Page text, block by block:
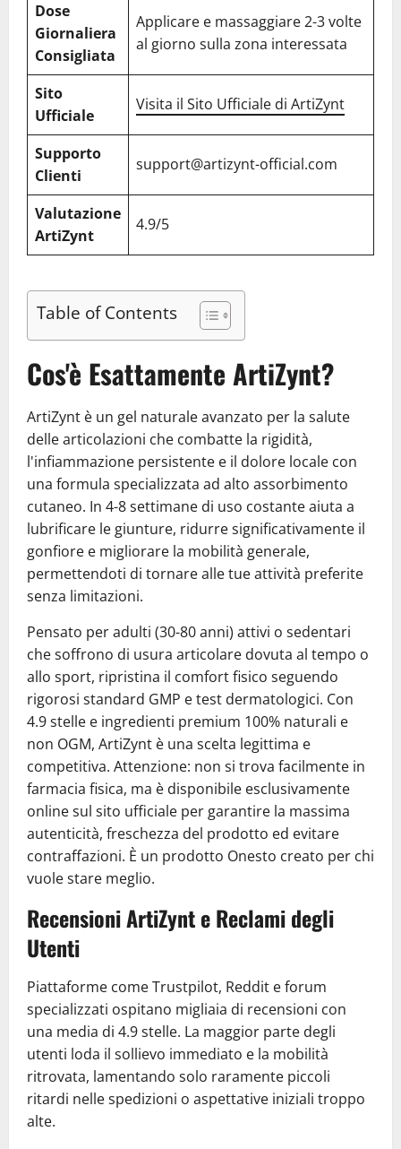
Dose
Giornaliera
Consigliata
Applicare e massaggiare 2-3 volte
al giorno sulla zona interessata
Sito
Ufficiale
Visita il Sito Ufficiale di ArtiZynt
Supporto
Clienti
support@artizynt-official.com
Valutazione
ArtiZynt
4.9/5
Table of Contents
Cos'è Esattamente ArtiZynt?
ArtiZynt è un gel naturale avanzato per la salute
delle articolazioni che combatte la rigidità,
l'infiammazione persistente e il dolore locale con
una formula specializzata ad alto assorbimento
cutaneo. In 4-8 settimane di uso costante aiuta a
lubrificare le giunture, ridurre significativamente il
gonfiore e migliorare la mobilità generale,
permettendoti di tornare alle tue attività preferite
senza limitazioni.
Pensato per adulti (30-80 anni) attivi o sedentari
che soffrono di usura articolare dovuta al tempo o
allo sport, ripristina il comfort fisico seguendo
rigorosi standard GMP e test dermatologici. Con
4.9 stelle e ingredienti premium 100% naturali e
non OGM, ArtiZynt è una scelta legittima e
competitiva. Attenzione: non si trova facilmente in
farmacia fisica, ma è disponibile esclusivamente
online sul sito ufficiale per garantire la massima
autenticità, freschezza del prodotto ed evitare
contraffazioni. È un prodotto Onesto creato per chi
vuole stare meglio.
Recensioni ArtiZynt e Reclami degli
Utenti
Piattaforme come Trustpilot, Reddit e forum
specializzati ospitano migliaia di recensioni con
una media di 4.9 stelle. La maggior parte degli
utenti loda il sollievo immediato e la mobilità
ritrovata, lamentando solo raramente piccoli
ritardi nelle spedizioni o aspettative iniziali troppo
alte.